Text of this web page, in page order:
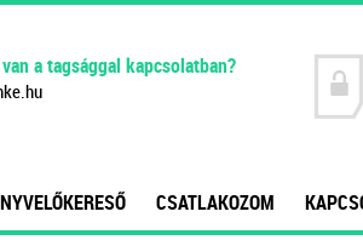
a tagsággal kapcsolatban?
.hu
CSATLAKOZOM